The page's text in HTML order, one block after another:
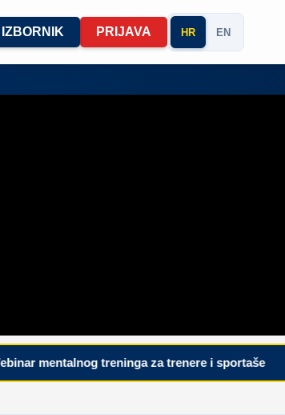
IZBORNIK PRIJAVA HR EN
mentalnog treninga za trenere i sportaše